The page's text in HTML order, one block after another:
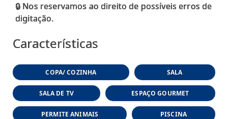
🔒 Nos reservamos ao direito de possíveis erros de
Características
COPA/ COZINHA SALA
SALA DE TV ESPAÇO GOURMET
PERMITE ANIMAIS PISCINA